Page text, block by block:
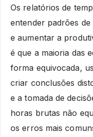
Os relatórios de
entender padrões
e aumentar a
é que a maioria das
forma equivocada,
criar conclusões
e a tomada de
horas brutas não
os erros mais